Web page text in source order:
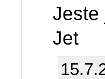
Jeste
Jet